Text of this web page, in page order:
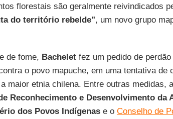
florestais são geralmente reivindicados
do território rebelde", um novo grupo
de fome, Bacheletfez um pedido de perdão
o povo mapuche, em uma tentativa de
maior etnia chilena. Entre outras medidas, a
Reconhecimento e Desenvolvimento da
dos Povos Indígenase o Conselho de